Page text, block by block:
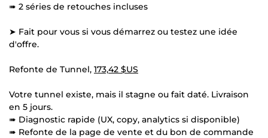
➠ 2 séries de retouches incluses
➤ Fait pour vous si vous démarrez ou testez une idée
d'offre.
Refonte de Tunnel, 173,42 $US
Votre tunnel existe, mais il stagne ou fait daté. Livraison
en 5 jours.
➠ Diagnostic rapide (UX, copy, analytics si disponible)
➠ Refonte de la page de vente et du bon de commande